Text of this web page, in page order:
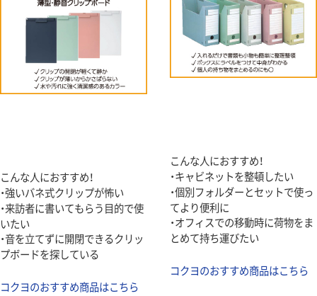
こんな人におすすめ！
・強いバネ式クリップが怖い
・来訪者に書いてもらう目的で使
いたい
・音を立てずに開閉できるクリッ
プボードを探している
コクヨのおすすめ商品はこちら
こんな人におすすめ！
・キャビネットを整頓したい
・個別フォルダーとセットで使っ
てより便利に
・オフィスでの移動時に荷物をま
とめて持ち運びたい
コクヨのおすすめ商品はこちら